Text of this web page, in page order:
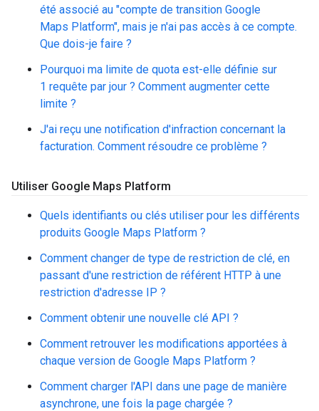
été associé au "compte de transition Google
Maps Platform", mais je n'ai pas accès à ce compte.
Que dois-je faire ?
Pourquoi ma limite de quota est-elle définie sur
1 requête par jour ? Comment augmenter cette
limite ?
J'ai reçu une notification d'infraction concernant la
facturation. Comment résoudre ce problème ?
Utiliser Google Maps Platform
Quels identifiants ou clés utiliser pour les différents
produits Google Maps Platform ?
Comment changer de type de restriction de clé, en
passant d'une restriction de référent HTTP à une
restriction d'adresse IP ?
Comment obtenir une nouvelle clé API ?
Comment retrouver les modifications apportées à
chaque version de Google Maps Platform ?
Comment charger l'API dans une page de manière
asynchrone, une fois la page chargée ?